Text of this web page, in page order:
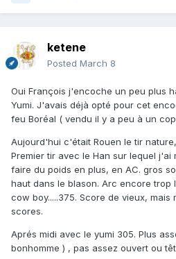
ketene
Posted March 8
Oui François j'encoche un peu plus
Yumi. J'avais déjà opté pour cet
feu Boréal ( vendu il y a peu à un
Aujourd'hui c'était Rouen le tir
Premier tir avec le Han sur lequel
faire du poids en plus, en AC. gros
haut dans le blason. Arc encore trop
cow boy.....375. Score de vieux, mais
scores.
Aprés midi avec le yumi 305. Plus
bonhomme ) , pas assez ouvert ou